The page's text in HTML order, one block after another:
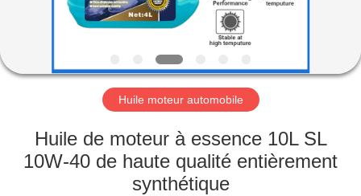
PROPOS
DE
NOUS
VISITE
D'USINE
Huile moteur automobile
Huile de moteur à essence 10L SL
10W-40 de haute qualité entièrement
synthétique